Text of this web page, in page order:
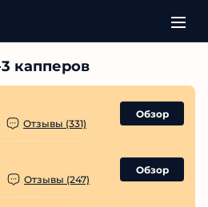
Отзывы (331)
Обзор
Отзывы (247)
Обзор